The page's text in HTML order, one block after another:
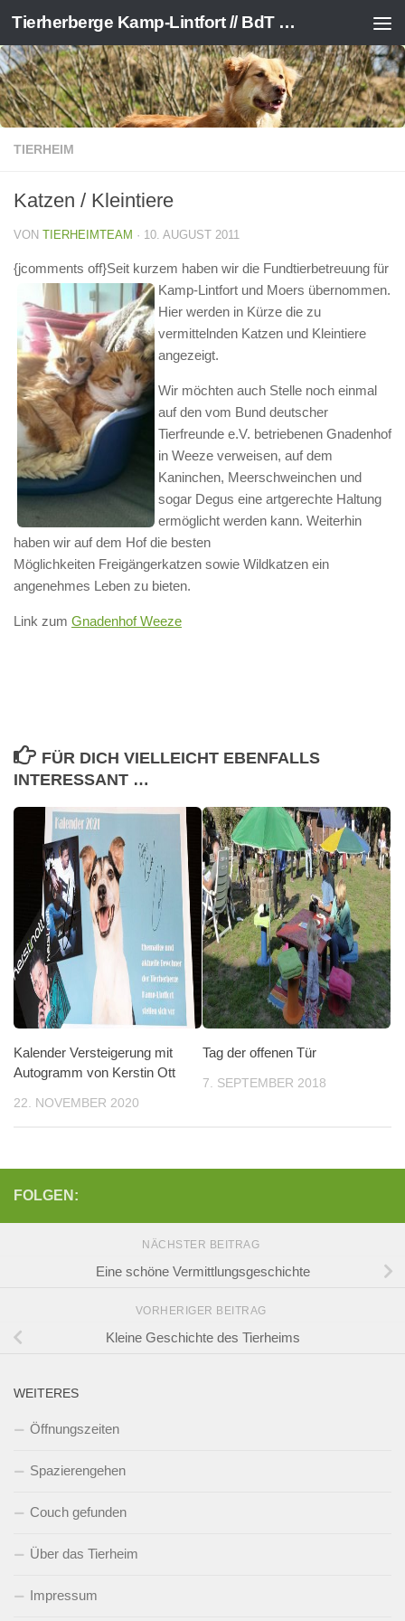
Zum Inhalt springen Tierherberge Kamp-Lintfort // BdT e.V.
TIERHEIM
Katzen / Kleintiere
VON TIERHEIMTEAM · 10. AUGUST 2011
{jcomments off}Seit kurzem haben wir die Fundtierbetreuung für
Kamp-Lintfort und Moers übernommen.
Hier werden in Kürze die zu
vermittelnden Katzen und Kleintiere
angezeigt.
Wir möchten auch Stelle noch einmal
auf den vom Bund deutscher
Tierfreunde e.V. betriebenen Gnadenhof
in Weeze verweisen, auf dem
Kaninchen, Meerschweinchen und
sogar Degus eine artgerechte Haltung
ermöglicht werden kann. Weiterhin
haben wir auf dem Hof die besten
Möglichkeiten Freigängerkatzen sowie Wildkatzen ein
angenehmes Leben zu bieten.
Link zum Gnadenhof Weeze
FÜR DICH VIELLEICHT EBENFALLS
INTERESSANT …
Kalender Versteigerung mit
Autogramm von Kerstin Ott
22. NOVEMBER 2020
Tag der offenen Tür
7. SEPTEMBER 2018
FOLGEN:
NÄCHSTER BEITRAG
Eine schöne Vermittlungsgeschichte
VORHERIGER BEITRAG
Kleine Geschichte des Tierheims
WEITERES
Öffnungszeiten
Spazierengehen
Couch gefunden
Über das Tierheim
Impressum